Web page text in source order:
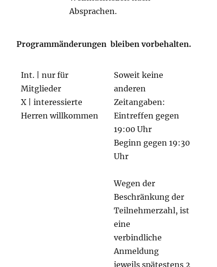
Absprachen.
Programmänderungen bleiben vorbehalten.
Int. | nur für
Mitglieder
X | interessierte
Herren willkommen
Soweit keine
anderen
Zeitangaben:
Eintreffen gegen
19:00 Uhr
Beginn gegen 19:30
Uhr
Wegen der
Beschränkung der
Teilnehmerzahl, ist
eine
verbindliche
Anmeldung
jeweils spätestens 2